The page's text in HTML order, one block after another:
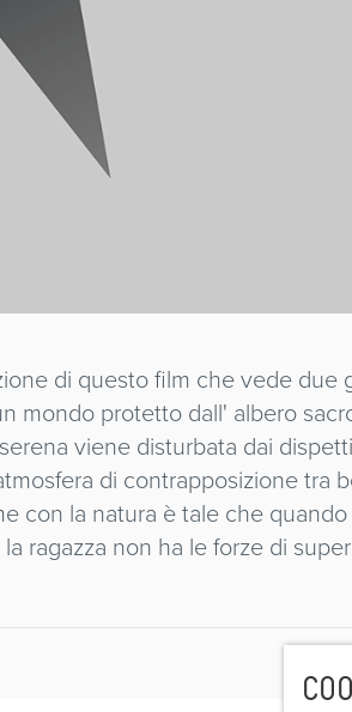
di questo film che vede due
mondo protetto dall' albero
viene disturbata dai
di contrapposizione tra
con la natura è tale che
ragazza non ha le forze di